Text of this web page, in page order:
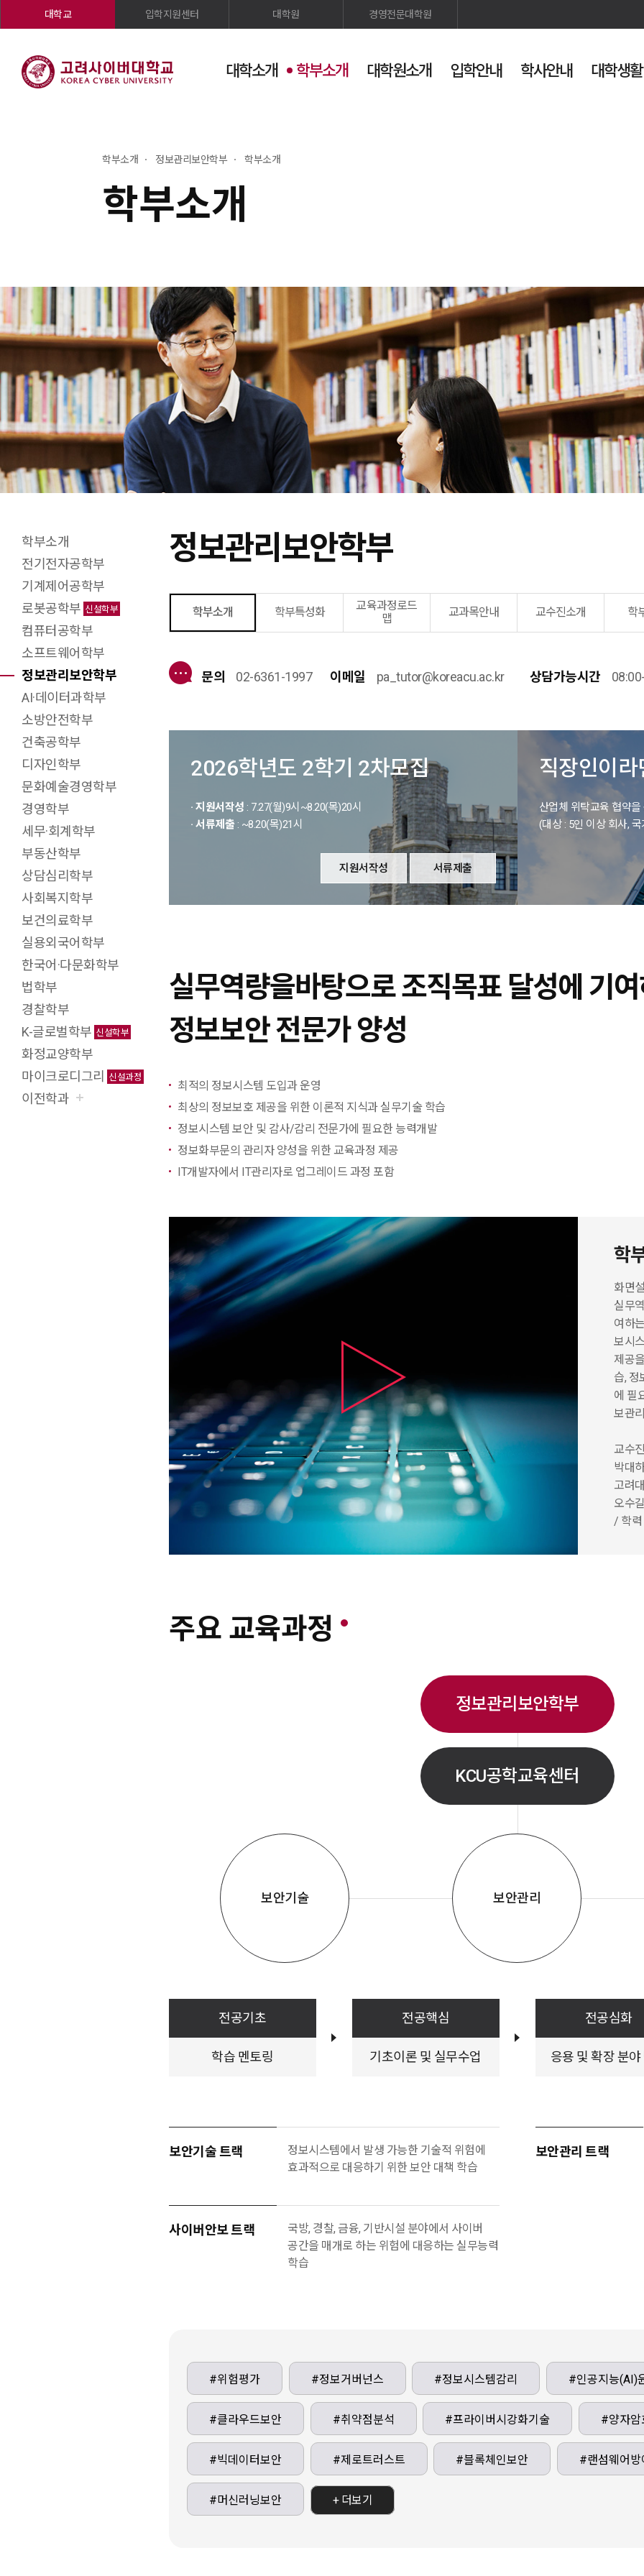
대학소개 학부소개 대학원소개 입학안내 학사안내 대학생활
인스타발전기금검색사이트맵
대학교 입학지원센터 대학원 경영전문대학원
학부소개
학부소개 정보관리보안학부 학부소개
학부소개
전기전자공학부
기계제어공학부
로봇공학부 신설학부
컴퓨터공학부
소프트웨어학부
정보관리보안학부
AI·데이터과학부
소방안전학부
건축공학부
디자인학부
문화예술경영학부
경영학부
세무·회계학부
부동산학부
상담심리학부
사회복지학부
보건의료학부
실용외국어학부
한국어·다문화학부
법학부
경찰학부
K-글로벌학부 신설학부
화정교양학부
마이크로디그리
신설과정
이전학과
정보관리보안학부
X(트위터)페이스북네이버블로그
학부소개 학부특성화
교육과정로드
맵
교과목안내 교수진소개 학
문의 02-6361-1997 이메일 pa_tutor@koreacu.ac.kr 상담가능시간
2026학년도 2학기 2차모집
· 지원서작성 : 7.27(월)9시~8.20(목)20시
· 서류제출 : ~8.20(목)21시
지원서작성 서류제출
직장인이라
산업체 위탁교육 협약을
(대상 : 5인 이상 회사,
실무역량을바탕으로 조직목표 달성에 기
정보보안 전문가 양성
최적의 정보시스템 도입과 운영
최상의 정보보호 제공을 위한 이론적 지식과 실무기술 학습
정보시스템 보안 및 감사/감리 전문가에 필요한 능력개발
정보화부문의 관리자 양성을 위한 교육과정 제공
IT개발자에서 IT관리자로 업그레이드 과정 포함
학
화면
실무
여하
보시
제공
습, 정
에 필
보관
교수
박대
고려
오수
/ 학력
보통
촉진
보와
한
리보
영, 그
정보
4차
오수
교수
학원
정보
안기
[정
업무
싶은
더 많
육도
우리
를 대
보호
주요 교육과정
정보관리보안학부
KCU공학교육센터
보안기술 보안관리
전공기초
학습 멘토링
전공핵심
기초이론 및 실무수업
전공심화
응용 및 확장 분야
보안기술 트랙
정보시스템에서 발생 가능한 기술적 위험에
효과적으로 대응하기 위한 보안 대책 학습
보안관리 트랙
사이버안보 트랙
국방, 경찰, 금융, 기반시설 분야에서 사이버
공간을 매개로 하는 위험에 대응하는 실무능력
학습
#위험평가 #정보거버넌스 #정보시스템감리 #인공지능(AI)
#클라우드보안 #취약점분석 #프라이버시강화기술 #양자암
#빅데이터보안 #제로트러스트 #블록체인보안 #랜섬웨어방
#머신러닝보안 + 더보기